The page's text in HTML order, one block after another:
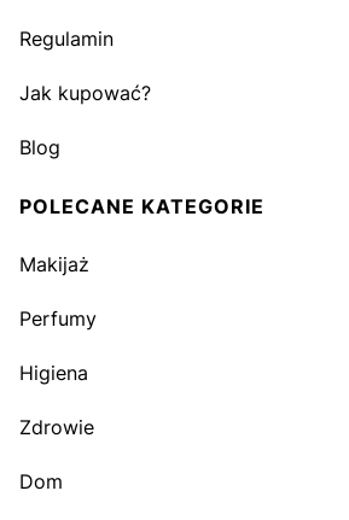
Regulamin
Jak kupować?
Blog
POLECANE KATEGORIE
Makijaż
Perfumy
Higiena
Zdrowie
Dom